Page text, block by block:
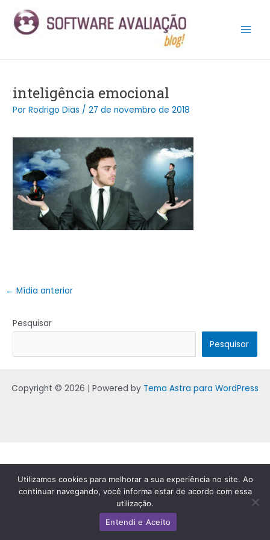
para
inteligência emocional
PorRodrigo Dias /27 de novembro de 2018
navigation
← Mídia anterior
Pesquisar
Pesquisar
Copyright © 2026 | Powered by Tema Astra para WordPress
Utilizamos cookies para melhorar a sua experiência no site. Ao
continuar navegando, você informa estar de acordo com essa
utilização.
Entendi e Aceito